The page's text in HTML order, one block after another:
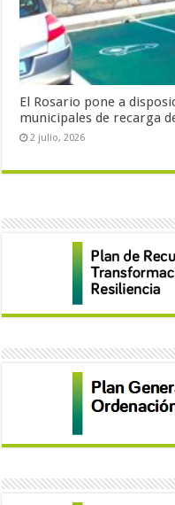
El Rosario pone a
municipales de recarga
2 julio, 2026